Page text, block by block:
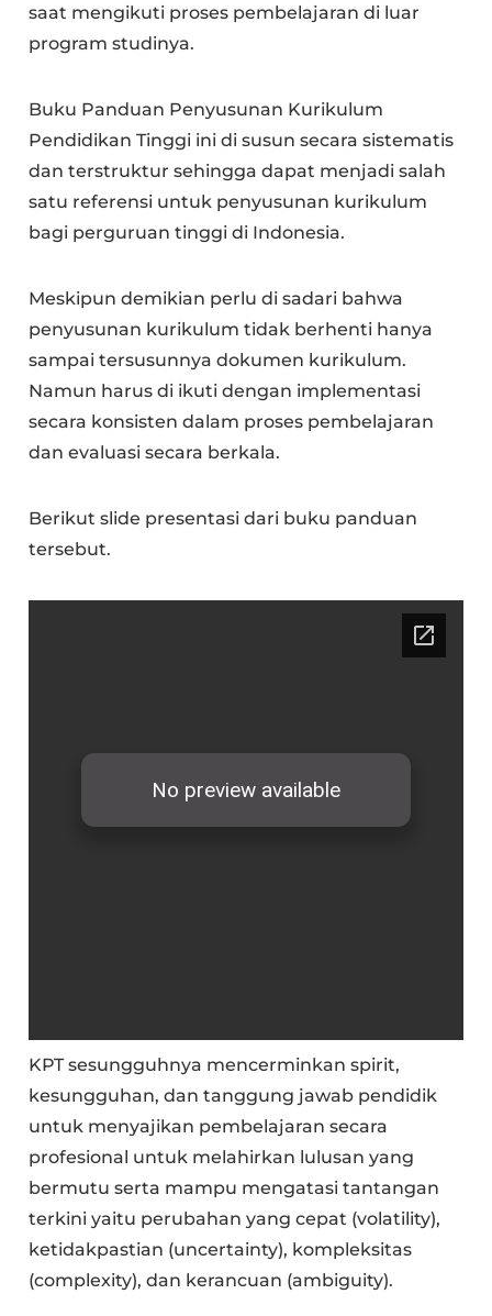
saat mengikuti proses pembelajaran di luar
program studinya.
Buku Panduan Penyusunan Kurikulum
Pendidikan Tinggi ini di susun secara sistematis
dan terstruktur sehingga dapat menjadi salah
satu referensi untuk penyusunan kurikulum
bagi perguruan tinggi di Indonesia.
Meskipun demikian perlu di sadari bahwa
penyusunan kurikulum tidak berhenti hanya
sampai tersusunnya dokumen kurikulum.
Namun harus di ikuti dengan implementasi
secara konsisten dalam proses pembelajaran
dan evaluasi secara berkala.
Berikut slide presentasi dari buku panduan
tersebut.
KPT sesungguhnya mencerminkan spirit,
kesungguhan, dan tanggung jawab pendidik
untuk menyajikan pembelajaran secara
profesional untuk melahirkan lulusan yang
bermutu serta mampu mengatasi tantangan
terkini yaitu perubahan yang cepat (volatility),
ketidakpastian (uncertainty), kompleksitas
(complexity), dan kerancuan (ambiguity).